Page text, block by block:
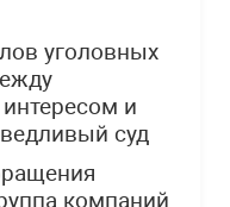
уголовных
и
суд
компаний